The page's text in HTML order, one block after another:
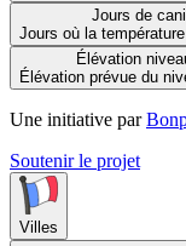
Jours de
Jours où la
Élévation
Élévation prévue du
Une initiative par
Soutenir le projet
Villes